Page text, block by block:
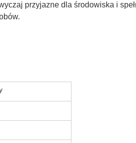
przyjazne dla środowiska i